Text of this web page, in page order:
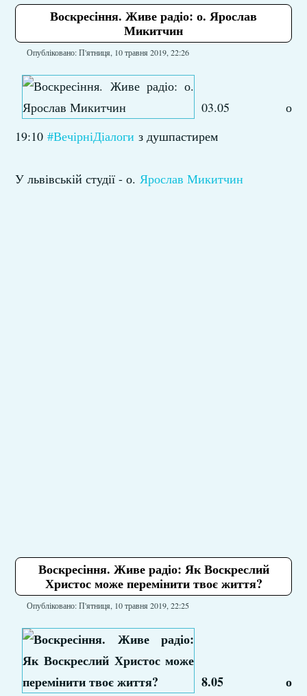
Воскресіння. Живе радіо: о. Ярослав
Микитчин
Опубліковано: П'ятниця, 10 травня 2019, 22:26
03.05 о
19:10#ВечірніДіалоги з душпастирем
У львівській студії - о.Ярослав Микитчин
Воскресіння. Живе радіо: Як Воскреслий
Христос може перемінити твоє життя?
Опубліковано: П'ятниця, 10 травня 2019, 22:25
8.05 о